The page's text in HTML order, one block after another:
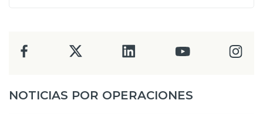
NOTICIAS POR OPERACIONES